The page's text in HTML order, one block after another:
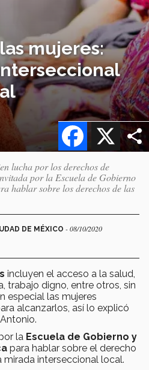
mujeres:
X
Facebook
lucha por los derechos de
por la Escuela de Gobierno
hablar sobre los derechos de las
DE MÉXICO - 08/10/2020
incluyen el acceso a la salud,
trabajo digno, entre otros, sin
especial las mujeres
alcanzarlos, así lo explicó
la Escuela de Gobierno y
para hablar sobre el derecho
mirada interseccional local.